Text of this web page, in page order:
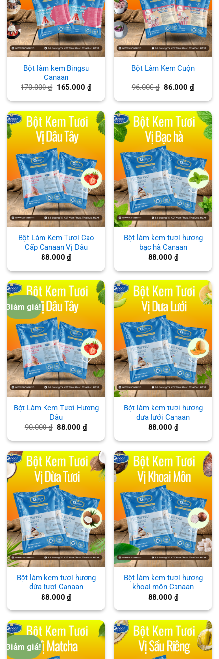
Bột làm kem Bingsu
Canaan
170.000₫ Giá
là:
165.000 ₫Giá
hiện
tại
165.000 ₫.
Bột Làm Kem Cuộn
96.000₫ Giá
là:
86.000₫Giá
tại
86.000
Bột Làm Kem Tươi Cao
Cấp Canaan Vị Dâu
88.000 ₫
Bột làm kem tươi hương
bạc hà Canaan
88.000 ₫
Giảm giá!
Bột Làm Kem Tươi Hương
Dâu
90.000₫ Giá
là:
88.000₫Giá
tại
88.000 ₫.
Bột làm kem tươi hương
dưa lưới Canaan
88.000 ₫
Bột làm kem tươi hương
dừa tươi Canaan
88.000 ₫
Bột làm kem tươi hương
khoai môn Canaan
88.000 ₫
Giảm giá!